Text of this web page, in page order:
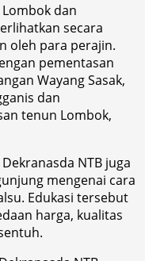
dan
secara
oleh para perajin.
pementasan
Wayang Sasak,
dan
tenun Lombok,
NTB juga
mengenai cara
Edukasi tersebut
harga, kualitas